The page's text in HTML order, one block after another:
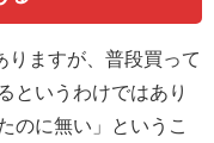
りますが、普段買って
というわけではあり
のに無い」というこ